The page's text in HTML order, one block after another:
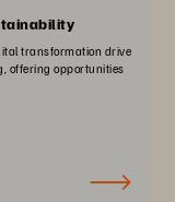
transformation drive
offering opportunities